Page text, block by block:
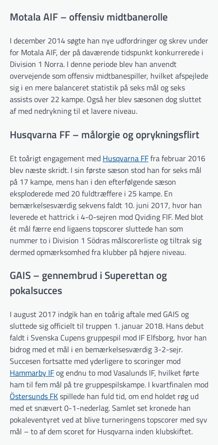
Motala AIF – offensiv midtbanerolle
I december 2014 søgte han nye udfordringer og skrev under
for Motala AIF, der på daværende tidspunkt konkurrerede i
Division 1 Norra. I denne periode blev han anvendt
overvejende som offensiv midtbanespiller, hvilket afspejlede
sig i en mere balanceret statistik på seks mål og seks
assists over 22 kampe. Også her blev sæsonen dog sluttet
af med nedrykning til et lavere niveau.
Husqvarna FF – målorgie og oprykningsflirt
Et toårigt engagement med Husqvarna FFfra februar 2016
blev næste skridt. I sin første sæson stod han for seks mål
på 17 kampe, mens han i den efterfølgende sæson
eksploderede med 20 fuldtræffere i 25 kampe. En
bemærkelsesværdig sekvens faldt 10. juni 2017, hvor han
leverede et hattrick i 4-0-sejren mod Qviding FIF. Med blot
ét mål færre end ligaens topscorer sluttede han som
nummer to i Division 1 Södras målscorerliste og tiltrak sig
dermed opmærksomhed fra klubber på højere niveau.
GAIS – gennembrud i Superettan og
pokalsucces
I august 2017 indgik han en toårig aftale med GAIS og
sluttede sig officielt til truppen 1. januar 2018. Hans debut
faldt i Svenska Cupens gruppespil mod IF Elfsborg, hvor han
bidrog med et mål i en bemærkelsesværdig 3-2-sejr.
Succesen fortsatte med yderligere to scoringer mod
Hammarby IFog endnu to mod Vasalunds IF, hvilket førte
ham til fem mål på tre gruppespilskampe. I kvartfinalen mod
Östersunds FKspillede han fuld tid, om end holdet røg ud
med et snævert 0-1-nederlag. Samlet set kronede han
pokaleventyret ved at blive turneringens topscorer med syv
mål – to af dem scoret for Husqvarna inden klubskiftet.